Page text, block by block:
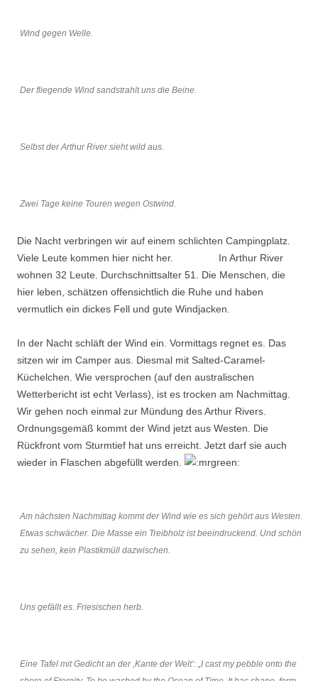
Wind gegen Welle.
Der fliegende Wind sandstrahlt uns die Beine.
Selbst der Arthur River sieht wild aus.
Zwei Tage keine Touren wegen Ostwind.
Die Nacht verbringen wir auf einem schlichten Campingplatz.
Viele Leute kommen hier nicht her. In Arthur River
wohnen 32 Leute. Durchschnittsalter 51. Die Menschen, die
hier leben, schätzen offensichtlich die Ruhe und haben
vermutlich ein dickes Fell und gute Windjacken.
In der Nacht schläft der Wind ein. Vormittags regnet es. Das
sitzen wir im Camper aus. Diesmal mit Salted-Caramel-
Küchelchen. Wie versprochen (auf den australischen
Wetterbericht ist echt Verlass), ist es trocken am Nachmittag.
Wir gehen noch einmal zur Mündung des Arthur Rivers.
Ordnungsgemäß kommt der Wind jetzt aus Westen. Die
Rückfront vom Sturmtief hat uns erreicht. Jetzt darf sie auch
wieder in Flaschen abgefüllt werden.
Am nächsten Nachmittag kommt der Wind wie es sich gehört aus Westen.
Etwas schwächer. Die Masse ein Treibholz ist beeindruckend. Und schön
zu sehen, kein Plastikmüll dazwischen.
Uns gefällt es. Friesischen herb.
Eine Tafel mit Gedicht an der ‚Kante der Welt‘: „I cast my pebble onto the